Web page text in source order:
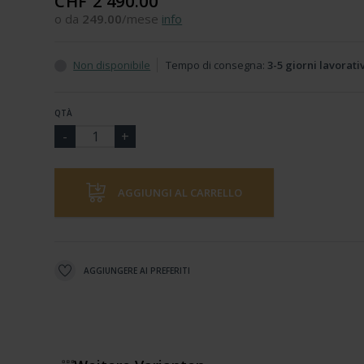
o da 249.00/mese info
Non disponibile Tempo di consegna: 3-5 giorni
QTÀ
AGGIUNGI AL CARRELLO
AGGIUNGERE AI PREFERITI